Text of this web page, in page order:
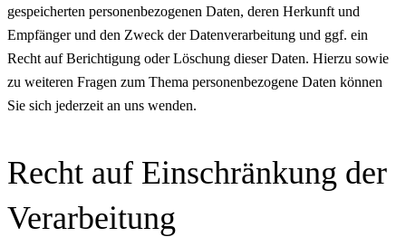
gespeicherten personenbezogenen Daten, deren Herkunft und
Empfänger und den Zweck der Datenverarbeitung und ggf. ein
Recht auf Berichtigung oder Löschung dieser Daten. Hierzu sowie
zu weiteren Fragen zum Thema personenbezogene Daten können
Sie sich jederzeit an uns wenden.
Recht auf Einschränkung der
Verarbeitung